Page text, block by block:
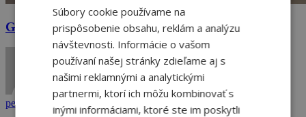
Gunduličova 8
peter 22. mája 2025
Súbory cookie používame na
prispôsobenie obsahu, reklám a analýzu
návštevnosti. Informácie o vašom
používaní našej stránky zdieľame aj s
našimi reklamnými a analytickými
partnermi, ktorí ich môžu kombinovať s
inými informáciami, ktoré ste im poskytli